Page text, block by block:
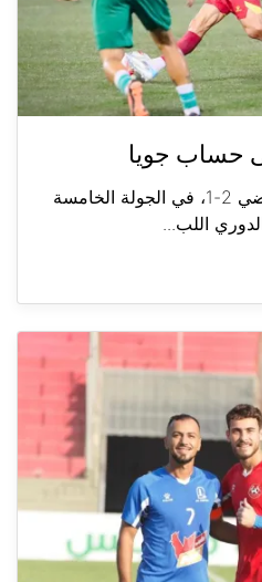
حساب جويا
فوز الأنصار على جويا الرياضي 2-1، في الجولة الخامسة
اللب...